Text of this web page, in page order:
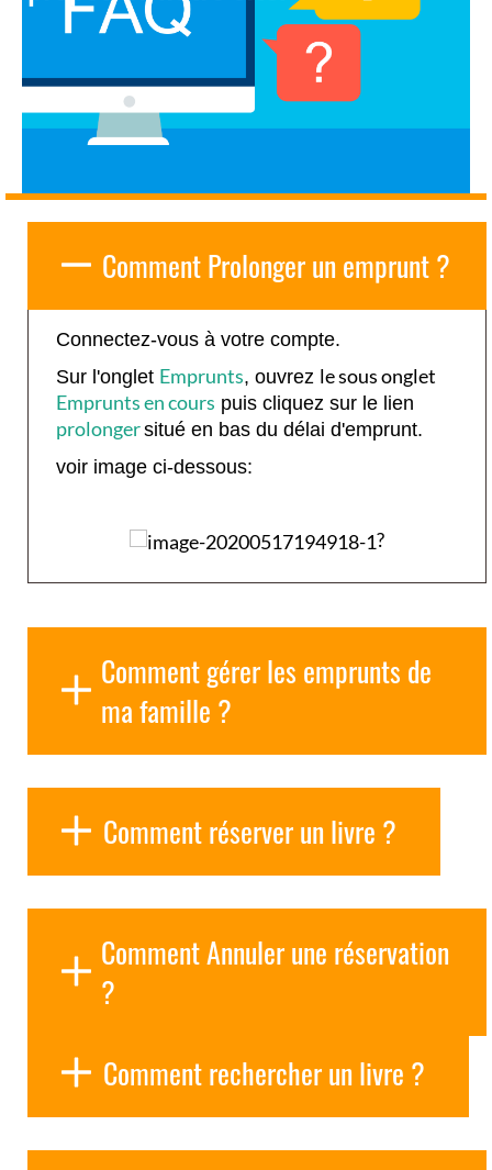
Comment Prolonger un emprunt ?
Connectez-vous à votre compte.
Sur l'onglet Emprunts, ouvrez le sous onglet
Emprunts en cours puis cliquez sur le lien
prolongersitué en bas du délai d'emprunt.
voir image ci-dessous:
?
Comment gérer les emprunts de
ma famille ?
Comment réserver un livre ?
Comment Annuler une réservation
?
Comment rechercher un livre ?